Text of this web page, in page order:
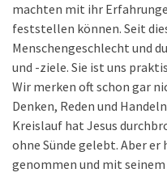
machten mit ihr
feststellen können. Seit
Menschengeschlecht und
und -ziele. Sie ist uns
Wir merken oft schon gar
Denken, Reden und
Kreislauf hat Jesus
ohne Sünde gelebt. Aber er
genommen und mit